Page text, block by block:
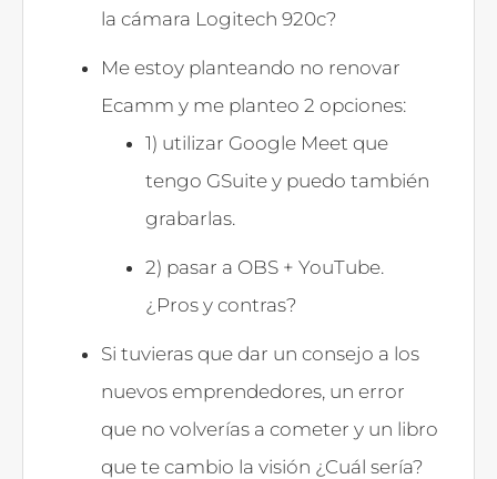
la cámara Logitech 920c?
Me estoy planteando no renovar
Ecamm y me planteo 2 opciones:
1) utilizar Google Meet que
tengo GSuite y puedo también
grabarlas.
2) pasar a OBS + YouTube.
¿Pros y contras?
Si tuvieras que dar un consejo a los
nuevos emprendedores, un error
que no volverías a cometer y un libro
que te cambio la visión ¿Cuál sería?